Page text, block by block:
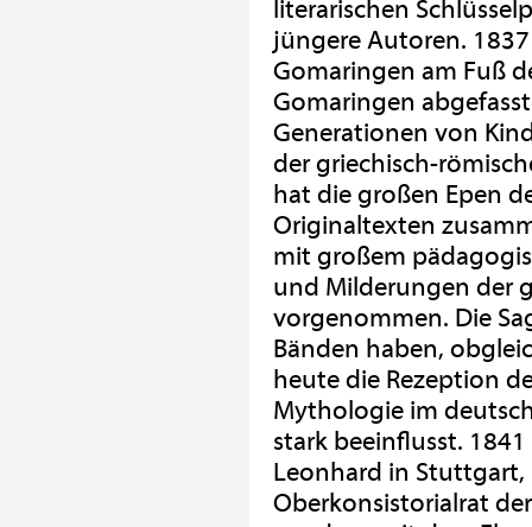
literarischen
jüngere Autoren.
Gomaringen am Fuß
Gomaringen
Generationen von
der griechisch-
hat die großen Epen
Originaltexten
mit großem
und Milderungen der
vorgenommen. Die
Bänden haben,
heute die Rezeption
Mythologie im
stark beeinflusst.
Leonhard in Stuttgart,
Oberkonsistorialrat